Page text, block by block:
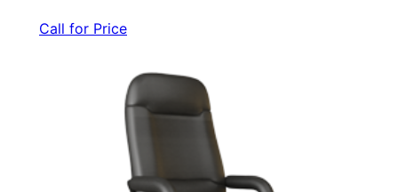
Call for Price